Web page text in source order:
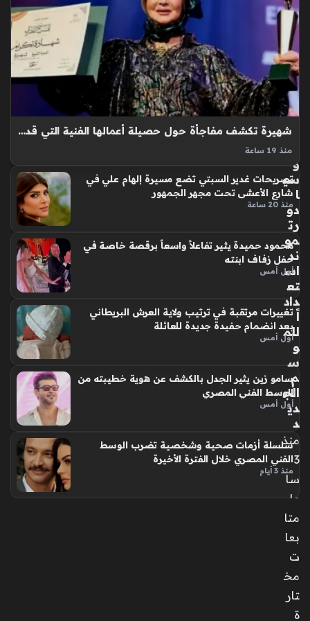
رت
قب
ة
بي
ن
أر
سن
ال
وب
ور
و
سي
ا
دو
رت
مو
ند
اس
تع
داد
اً
للم
و
س
م
الج
دي
د
منذ
3
سا
عا
ت
تو
قع
ات
بر
ج
شهيرة تكشف مفاجأة حول حصيلة أعمالها الفنية التي قدمتها على خشبة المسرح
منذ 19 ساعة
المصري منذ انطلاق جيل السبعينيات الذهبي، حيث استطاعت
الفنانة شهيرة أن تترك بصمة لا تُنسى عبر مسيرة حافلة، وقد أتاح
تكريمها…
تصريحات غدير السبتي تضع مسيرة إلهام علي في
شارع الأعشى تحت مجهر الجمهور
منذ 20 ساعة
محمود حميدة يثير تفاعلاً واسعاً برقصة خاصة في
حفل زفاف ابنته
أول أمس
تغييرات مرتقبة في ترتيب ولاية العرش البريطاني
بعد انضمام حفيدة جديدة للعائلة
أول أمس
سامو زين يثير الجدل بالكشف عن هوية خطيبته من
الوسط الفني المصري
أول أمس
سلسلة أزمات صحية وشخصية تضرب الوسط
الفني المصري خلال الفترة الأخيرة
منذ 3 أيام
متا
بعا
ت
مخ
تار
ة